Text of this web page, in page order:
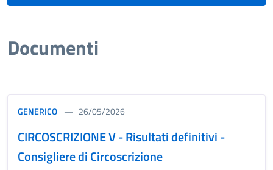
Documenti
GENERICO 26/05/2026
CIRCOSCRIZIONE V - Risultati definitivi -
Consigliere di Circoscrizione